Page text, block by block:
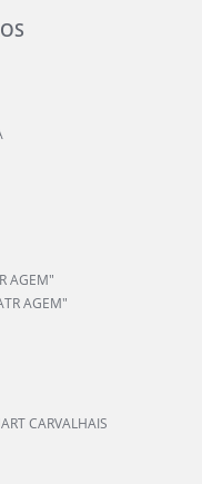
AGEM"
AGEM"
CARVALHAIS